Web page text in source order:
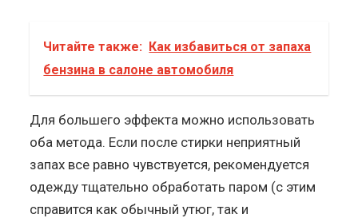
Читайте также: Как избавиться от запаха
бензина в салоне автомобиля
Для большего эффекта можно использовать
оба метода. Если после стирки неприятный
запах все равно чувствуется, рекомендуется
одежду тщательно обработать паром (с этим
справится как обычный утюг, так и